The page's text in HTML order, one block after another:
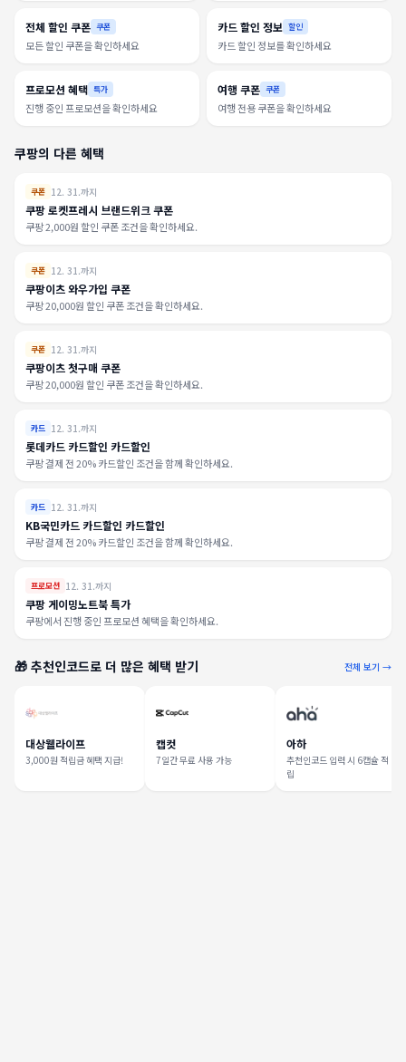
전체 할인 쿠폰 쿠폰
모든 할인 쿠폰을 확인하세요
카드 할인 정보 할인
카드 할인 정보를 확인하세요
프로모션 혜택 특가
진행 중인 프로모션을 확인하세요
여행 쿠폰 쿠폰
여행 전용 쿠폰을 확인하세요
쿠팡의 다른 혜택
쿠폰 12. 31.까지
쿠팡 로켓프레시 브랜드위크 쿠폰
쿠팡 2,000원 할인 쿠폰 조건을 확인하세요.
쿠폰 12. 31.까지
쿠팡이츠 와우가입 쿠폰
쿠팡 20,000원 할인 쿠폰 조건을 확인하세요.
쿠폰 12. 31.까지
쿠팡이츠 첫구매 쿠폰
쿠팡 20,000원 할인 쿠폰 조건을 확인하세요.
카드 12. 31.까지
롯데카드 카드할인 카드할인
쿠팡 결제 전 20% 카드할인 조건을 함께 확인하세요.
카드 12. 31.까지
KB국민카드 카드할인 카드할인
쿠팡 결제 전 20% 카드할인 조건을 함께 확인하세요.
프로모션 12. 31.까지
쿠팡 게이밍노트북 특가
쿠팡에서 진행 중인 프로모션 혜택을 확인하세요.
🎁 추천인코드로 더 많은 혜택 받기 전체 보기 →
대상웰라이프
3,000원 적립금 혜택 지급!
캡컷
7일간 무료 사용 가능
아하
추천인코드 입력 시 6캡슐 적
립